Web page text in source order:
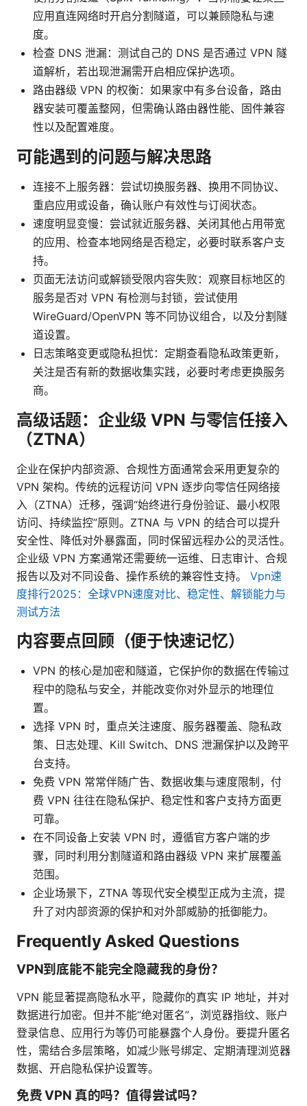
应用直连网络时开启分割隧道，可以兼顾隐私与速
度。
检查 DNS 泄漏：测试自己的 DNS 是否通过 VPN 隧
道解析，若出现泄漏需开启相应保护选项。
路由器级 VPN 的权衡：如果家中有多台设备，路由
器安装可覆盖整网，但需确认路由器性能、固件兼容
性以及配置难度。
可能遇到的问题与解决思路
连接不上服务器：尝试切换服务器、换用不同协议、
重启应用或设备，确认账户有效性与订阅状态。
速度明显变慢：尝试就近服务器、关闭其他占用带宽
的应用、检查本地网络是否稳定，必要时联系客户支
持。
页面无法访问或解锁受限内容失败：观察目标地区的
服务是否对 VPN 有检测与封锁，尝试使用
WireGuard/OpenVPN 等不同协议组合，以及分割隧
道设置。
日志策略变更或隐私担忧：定期查看隐私政策更新，
关注是否有新的数据收集实践，必要时考虑更换服务
商。
高级话题：企业级 VPN 与零信任接入
（ZTNA）
企业在保护内部资源、合规性方面通常会采用更复杂的
VPN 架构。传统的远程访问 VPN 逐步向零信任网络接
入（ZTNA）迁移，强调“始终进行身份验证、最小权限
访问、持续监控”原则。ZTNA 与 VPN 的结合可以提升
安全性、降低对外暴露面，同时保留远程办公的灵活性。
企业级 VPN 方案通常还需要统一运维、日志审计、合规
报告以及对不同设备、操作系统的兼容性支持。 Vpn速
度排行2025：全球VPN速度对比、稳定性、解锁能力与
测试方法
内容要点回顾（便于快速记忆）
VPN 的核心是加密和隧道，它保护你的数据在传输过
程中的隐私与安全，并能改变你对外显示的地理位
置。
选择 VPN 时，重点关注速度、服务器覆盖、隐私政
策、日志处理、Kill Switch、DNS 泄漏保护以及跨平
台支持。
免费 VPN 常常伴随广告、数据收集与速度限制，付
费 VPN 往往在隐私保护、稳定性和客户支持方面更
可靠。
在不同设备上安装 VPN 时，遵循官方客户端的步
骤，同时利用分割隧道和路由器级 VPN 来扩展覆盖
范围。
企业场景下，ZTNA 等现代安全模型正成为主流，提
升了对内部资源的保护和对外部威胁的抵御能力。
Frequently Asked Questions
VPN到底能不能完全隐藏我的身份？
VPN 能显著提高隐私水平，隐藏你的真实 IP 地址，并对
数据进行加密。但并不能“绝对匿名”，浏览器指纹、账户
登录信息、应用行为等仍可能暴露个人身份。要提升匿名
性，需结合多层策略，如减少账号绑定、定期清理浏览器
数据、开启隐私保护设置等。
免费 VPN 真的吗？值得尝试吗？